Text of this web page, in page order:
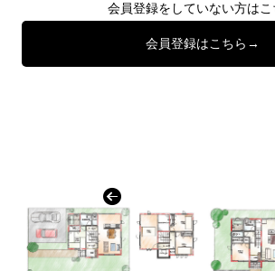
会員登録をしていない方はこ
会員登録はこちら→